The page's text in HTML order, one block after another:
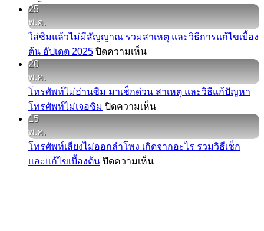
ชาร์จ
แบต
ไม่
เกิด
จาก
วิธี
แก้ไข
เปิด
ทำ
ยัง
ไงดี
และ
25
พ.ค.
ใส่ซิมแล้วไม่มีสัญญาณ รวมสาเหตุ และวิธีการแก้ไขเบื้อง
ต้น อัปเดต 2025 ปิดความเห็นบน
แล้ว
ไม่มี
รวม
สาเหตุ
20
พ.ค.
โทรศัพท์ไม่อ่านซิม มาเช็กด่วน สาเหตุ และวิธีแก้ปัญหา
โทรศัพท์ไม่เจอซิม ปิดความเห็นบน
อ่าน
15
พ.ค.
โทรศัพท์เสียงไม่ออกลำโพง เกิดจากอะไร รวมวิธีเช็ก
และแก้ไขเบื้องต้น ปิดความเห็นบน